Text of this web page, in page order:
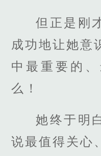
但正是刚
成功地让她意
中最重要的
么！
她终于明
说最值得关心